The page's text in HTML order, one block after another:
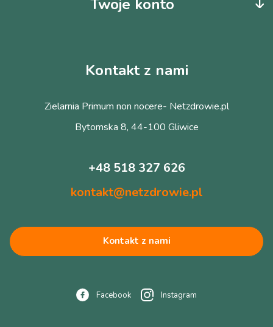
Twoje konto
Kontakt z nami
Zielarnia Primum non nocere- Netzdrowie.pl
Bytomska 8, 44-100 Gliwice
+48 518 327 626
kontakt@netzdrowie.pl
Kontakt z nami
Facebook Instagram